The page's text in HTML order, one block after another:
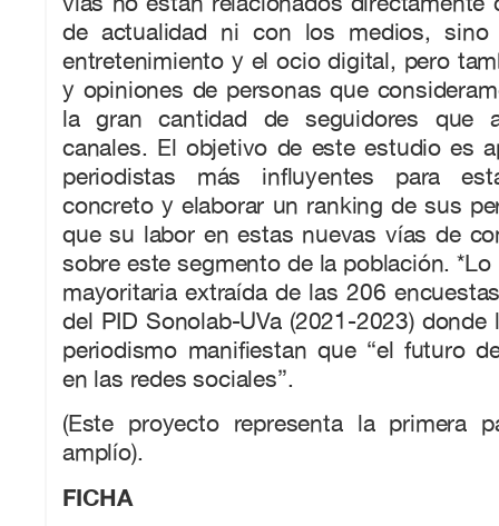
de actualidad ni con los medios,
entretenimiento y el ocio digital, pero
y opiniones de personas que
la gran cantidad de seguidores que
canales. El objetivo de este estudio es
periodistas más influyentes para
concreto y elaborar un ranking de sus
que su labor en estas nuevas vías de
sobre este segmento de la población.
mayoritaria extraída de las 206
del PID Sonolab-UVa (2021-2023)
periodismo manifiestan que “el futuro
en las redes sociales”.
(Este proyecto representa la primera
amplío).
FICHA